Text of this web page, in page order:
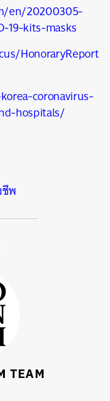
en/20200305-
19-kits-masks
HonoraryReport
coronavirus-
hospitals/
พ
TEAM